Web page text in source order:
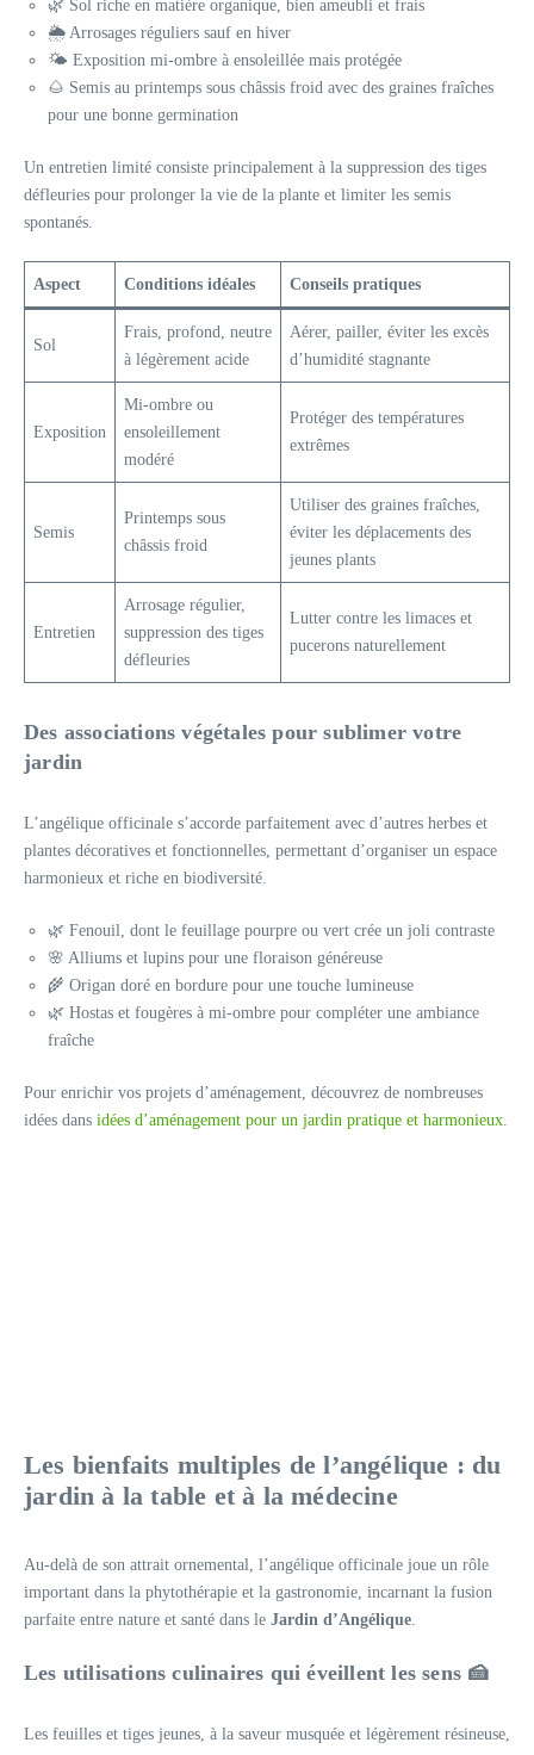
🌿 Sol riche en matière organique, bien ameubli et frais
🌦 Arrosages réguliers sauf en hiver
🌤 Exposition mi-ombre à ensoleillée mais protégée
🌰 Semis au printemps sous châssis froid avec des graines fraîches
pour une bonne germination
Un entretien limité consiste principalement à la suppression des tiges
défleuries pour prolonger la vie de la plante et limiter les semis
spontanés.
Aspect Conditions idéales Conseils pratiques
Sol
Frais, profond, neutre
à légèrement acide
Aérer, pailler, éviter les excès
d’humidité stagnante
Exposition
Mi-ombre ou
ensoleillement
modéré
Protéger des températures
extrêmes
Semis
Printemps sous
châssis froid
Utiliser des graines fraîches,
éviter les déplacements des
jeunes plants
Entretien
Arrosage régulier,
suppression des tiges
défleuries
Lutter contre les limaces et
pucerons naturellement
Des associations végétales pour sublimer votre
jardin
L’angélique officinale s’accorde parfaitement avec d’autres herbes et
plantes décoratives et fonctionnelles, permettant d’organiser un espace
harmonieux et riche en biodiversité.
🌿 Fenouil, dont le feuillage pourpre ou vert crée un joli contraste
🌸 Alliums et lupins pour une floraison généreuse
🌾 Origan doré en bordure pour une touche lumineuse
🌿 Hostas et fougères à mi-ombre pour compléter une ambiance
fraîche
Pour enrichir vos projets d’aménagement, découvrez de nombreuses
idées dans idées d’aménagement pour un jardin pratique et harmonieux.
Les bienfaits multiples de l’angélique : du
jardin à la table et à la médecine
Au-delà de son attrait ornemental, l’angélique officinale joue un rôle
important dans la phytothérapie et la gastronomie, incarnant la fusion
parfaite entre nature et santé dans le Jardin d’Angélique
Les utilisations culinaires qui éveillent les sens 🍰
Les feuilles et tiges jeunes, à la saveur musquée et légèrement résineuse,